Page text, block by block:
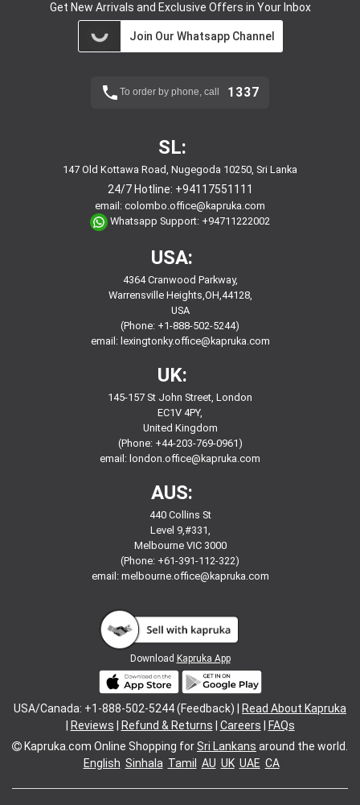
Get New Arrivals and Exclusive Offers in Your Inbox
Join Our Whatsapp Channel
To order by phone, call 1337
SL:
147 Old Kottawa Road, Nugegoda 10250, Sri Lanka
24/7 Hotline: +94117551111
email: colombo.office@kapruka.com
Whatsapp Support: +94711222002
USA:
4364 Cranwood Parkway,
Warrensville Heights,OH,44128,
USA
(Phone: +1-888-502-5244)
email: lexingtonky.office@kapruka.com
UK:
145-157 St John Street, London
EC1V 4PY,
United Kingdom
(Phone: +44-203-769-0961)
email: london.office@kapruka.com
AUS:
440 Collins St
Level 9,#331,
Melbourne VIC 3000
(Phone: +61-391-112-322)
email: melbourne.office@kapruka.com
Download Kapruka App
USA/Canada: +1-888-502-5244 (Feedback) |
Read About Kapruka
Reviews Refund & Returns Careers
FAQs
Kapruka.com Online Shopping forSri Lankans around the world.
English Sinhala Tamil AU UK UAE CA